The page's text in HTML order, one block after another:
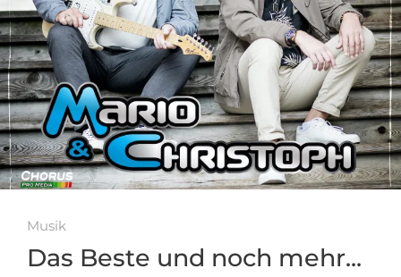
Musik
Das Beste und noch mehr...